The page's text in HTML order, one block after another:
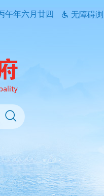
午年六月廿四 无障碍